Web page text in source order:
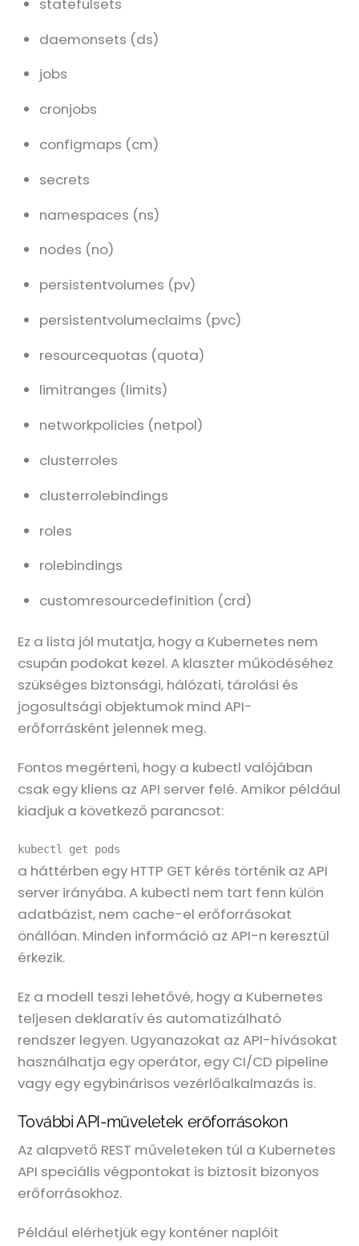
daemonsets (ds)
jobs
cronjobs
configmaps (cm)
secrets
namespaces (ns)
nodes (no)
persistentvolumes (pv)
persistentvolumeclaims (pvc)
resourcequotas (quota)
limitranges (limits)
networkpolicies (netpol)
clusterroles
clusterrolebindings
roles
rolebindings
customresourcedefinition (crd)
Ez a lista jól mutatja, hogy a Kubernetes nem
csupán podokat kezel. A klaszter működéséhez
szükséges biztonsági, hálózati, tárolási és
jogosultsági objektumok mind API-
erőforrásként jelennek meg.
Fontos megérteni, hogy a kubectl valójában
csak egy kliens az API server felé. Amikor például
kiadjuk a következő parancsot:
kubectl get pods
a háttérben egy HTTP GET kérés történik az API
server irányába. A kubectl nem tart fenn külön
adatbázist, nem cache-el erőforrásokat
önállóan. Minden információ az API-n keresztül
érkezik.
Ez a modell teszi lehetővé, hogy a Kubernetes
teljesen deklaratív és automatizálható
rendszer legyen. Ugyanazokat az API-hívásokat
használhatja egy operátor, egy CI/CD pipeline
vagy egy egybinárisos vezérlőalkalmazás is.
További API-műveletek erőforrásokon
Az alapvető REST műveleteken túl a Kubernetes
API speciális végpontokat is biztosít bizonyos
erőforrásokhoz.
Például elérhetjük egy konténer naplóit